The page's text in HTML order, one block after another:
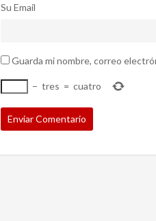
Su Email
Guarda mi nombre, correo
− tres = cuatro